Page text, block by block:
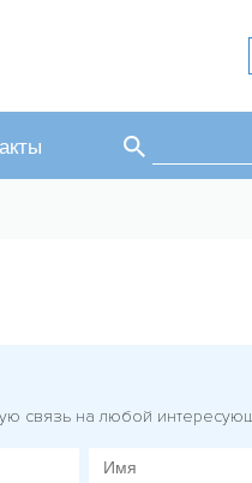
связь на любой